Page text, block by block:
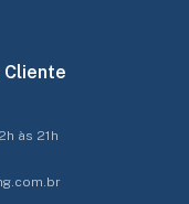
Cliente
às 21h